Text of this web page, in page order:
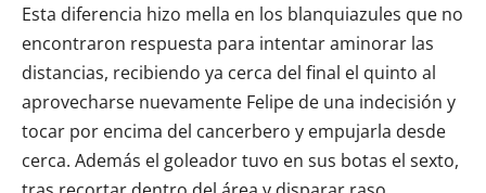
Esta diferencia hizo mella en los blanquiazules que no
encontraron respuesta para intentar aminorar las
distancias, recibiendo ya cerca del final el quinto al
aprovecharse nuevamente Felipe de una indecisión y
tocar por encima del cancerbero y empujarla desde
cerca. Además el goleador tuvo en sus botas el sexto,